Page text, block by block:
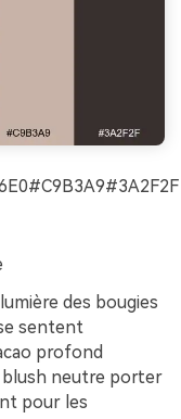
des bougies
sentent
profond
blush neutre porter
pour les